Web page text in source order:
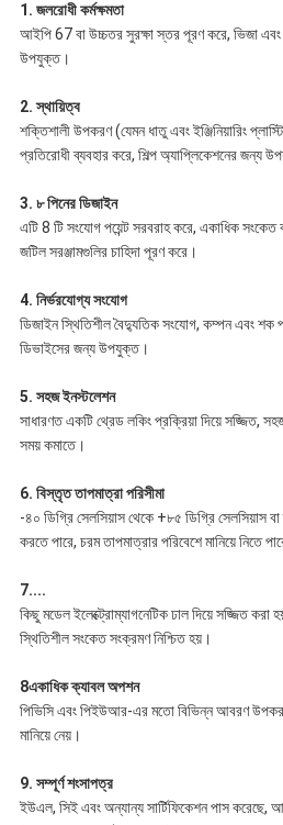
1. জলরোধী কর্মক্ষমতা
আইপি 67 বা উচ্চতর সুরক্ষা স্তর পূরণ করে, ভিজা
উপযুক্ত।
2. স্থায়িত্ব
শক্তিশালী উপকরণ (যেমন ধাতু এবং ইঞ্জিনিয়ারিং
প্রতিরোধী ব্যবহার করে, শিল্প অ্যাপ্লিকেশনের জন্য
3. ৮ পিনের ডিজাইন
এটি 8 টি সংযোগ পয়েন্ট সরবরাহ করে, একাধিক সংকেত
জটিল সরঞ্জামগুলির চাহিদা পূরণ করে।
4. নির্ভরযোগ্য সংযোগ
ডিজাইন স্থিতিশীল বৈদ্যুতিক সংযোগ, কম্পন এবং শক
ডিভাইসের জন্য উপযুক্ত।
5. সহজ ইনস্টলেশন
সাধারণত একটি থ্রেড লকিং প্রক্রিয়া দিয়ে সজ্জিত,
সময় কমাতে।
6. বিস্তৃত তাপমাত্রা পরিসীমা
-৪০ ডিগ্রি সেলসিয়াস থেকে +৮৫ ডিগ্রি সেলসিয়াস
করতে পারে, চরম তাপমাত্রার পরিবেশে মানিয়ে নিতে
7....
কিছু মডেল ইলেক্ট্রোম্যাগনেটিক ঢাল দিয়ে সজ্জিত করা
স্থিতিশীল সংকেত সংক্রমণ নিশ্চিত হয়।
8একাধিক ক্যাবল অপশন
পিভিসি এবং পিইউআর-এর মতো বিভিন্ন আবরণ উপকরণ
মানিয়ে নেয়।
9. সম্পূর্ণ শংসাপত্র
ইউএল, সিই এবং অন্যান্য সার্টিফিকেশন পাস করেছে,